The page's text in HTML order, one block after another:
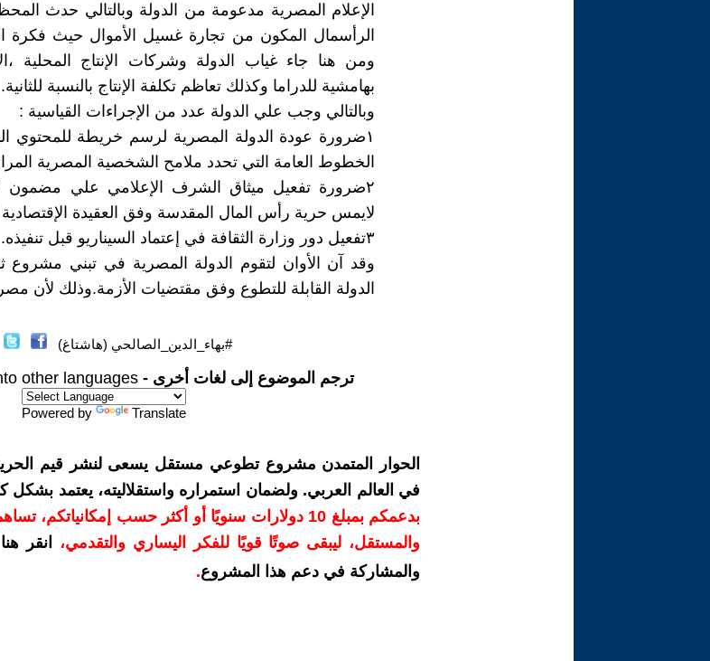
الإعلام المصرية مدعومة من الدولة وبالتالي حدث
الرأسمال المكون من تجارة غسيل الأموال حيث فكرة
ومن هنا جاء غياب الدولة وشركات الإنتاج المحلية
بهامشية للدراما وكذلك تعاظم تكلفة الإنتاج بالنسبة للثانية.
وبالتالي وجب علي الدولة عدد من الإجراءات القياسية :
١ضرورة عودة الدولة المصرية لرسم خريطة للمحتوي
الخطوط العامة التي تحدد ملامح الشخصية المصرية
٢ضرورة تفعيل ميثاق الشرف الإعلامي علي مضمون
لايمس حرية رأس المال المقدسة وفق العقيدة الإقتصادية
٣تفعيل دور وزارة الثقافة في إعتماد السيناريو قبل تنفيذه.
وقد آن الأوان لتقوم الدولة المصرية في تبني مشروع
الدولة القابلة للتطوع وفق مقتضيات الأزمة.وذلك لأن
#بهاء_الدين_الصالحي (هاشتاغ)
ترجم الموضوع إلى لغات أخرى - other languages
Powered by Translate
الحوار المتمدن مشروع تطوعي مستقل يسعى لنشر قيم الحرية،
في العالم العربي. ولضمان استمراره واستقلاليته، يعتمد
بدعمكم بمبلغ 10 دولارات سنويًا أو أكثر حسب
والمستقل، ليبقى صوتًا قويًا للفكر اليساري والتقدمي،
انقر
والمشاركة في دعم هذا المشروع.